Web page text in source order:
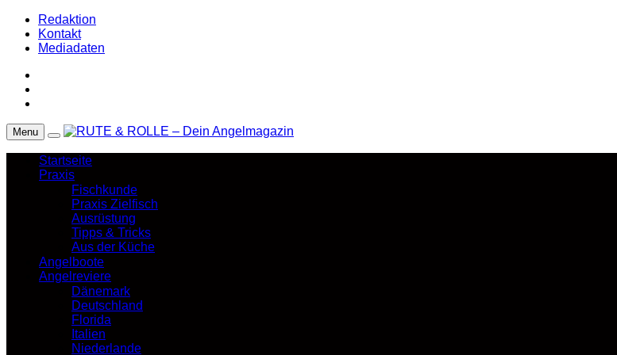
Redaktion
Kontakt
Mediadaten
Menu
Startseite
Praxis
Fischkunde
Praxis Zielfisch
Ausrüstung
Tipps & Tricks
Aus der Küche
Angelboote
Angelreviere
Dänemark
Deutschland
Florida
Italien
Niederlande